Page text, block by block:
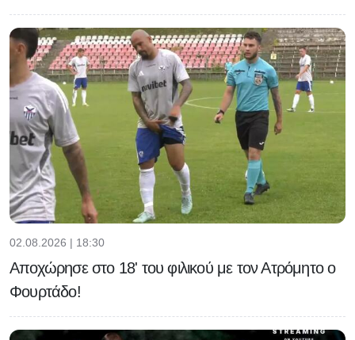
02.08.2026 | 18:30
Αποχώρησε στο 18' του φιλικού με τον Ατρόμητο ο
Φουρτάδο!